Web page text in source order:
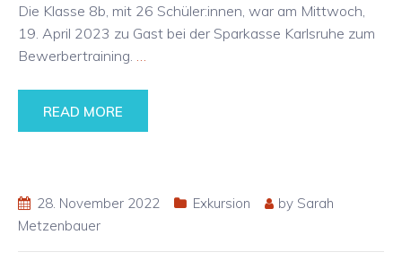
Die Klasse 8b, mit 26 Schüler:innen, war am Mittwoch,
19. April 2023 zu Gast bei der Sparkasse Karlsruhe zum
Bewerbertraining.
READ MORE
28. November 2022 Exkursion by Sarah
Metzenbauer